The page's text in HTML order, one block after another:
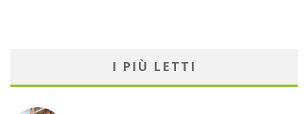
I PIÙ LETTI